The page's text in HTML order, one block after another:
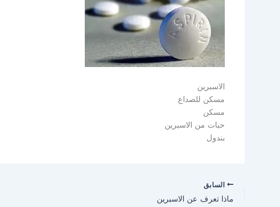
الاسبرين
مسكن للصداع
مسكن
حبات من الاسبرين
بندول
السابق
ماذا تعرف عن الاسبرين